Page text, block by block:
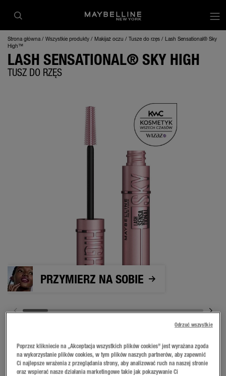
Strona główna Wszystkie produkty Makijaż oczu Tusze do rzęs
Lash Sensational® Sky
High™
LASH SENSATIONAL® SKY HIGH
TUSZ DO RZĘS
PRZYMIERZ NA SOBIE
Poprzez klikniecie na „Akceptacja wszystkich plików cookies” jest wyrażana zgoda
na wykorzystanie plików cookies, w tym plików naszych partnerów, aby zapewnić
Ci najlepsze wrażenia z przeglądania strony, aby analizować ruch na naszej stronie
oraz wspierać nasze działania marketingowe takie jak pokazywanie Ci
Odrzuć wszystkie